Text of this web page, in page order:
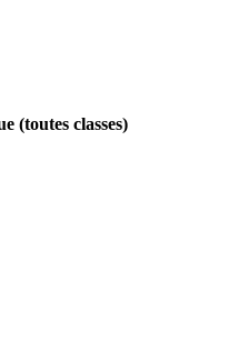
(toutes classes)